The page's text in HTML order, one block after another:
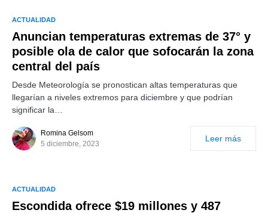
ACTUALIDAD
Anuncian temperaturas extremas de 37° y
posible ola de calor que sofocarán la zona
central del país
Desde Meteorología se pronostican altas temperaturas que
llegarían a niveles extremos para diciembre y que podrían
significar la…
Romina Gelsom
5 diciembre, 2023
Leer más
ACTUALIDAD
Escondida ofrece $19 millones y 487